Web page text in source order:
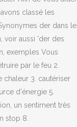
classé les
der dans le
voir aussi 'der des
exemples Vous
par le feu 2.
chaleur 3. cautériser
d'énergie 5.
un sentiment très
stop 8.